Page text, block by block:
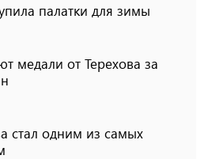
палатки для зимы
медали от Терехова за
стал одним из самых